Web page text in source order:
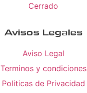
Cerrado
Avisos Legales
Aviso Legal
Terminos y condiciones
Politicas de Privacidad